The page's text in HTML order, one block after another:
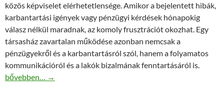
közös képviselet elérhetetlensége. Amikor a bejelentett hibák,
karbantartási igények vagy pénzügyi kérdések hónapokig
válasz nélkül maradnak, az komoly frusztrációt okozhat. Egy
társasház zavartalan működése azonban nemcsak a
pénzügyekről és a karbantartásról szól, hanem a folyamatos
kommunikációról és a lakók bizalmának fenntartásáról is.
Közös képviselő Budapesten, aki nem eltűnik, hanem
bővebben… →